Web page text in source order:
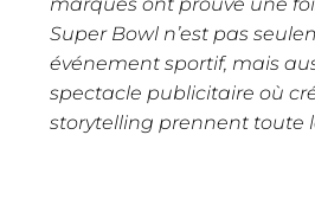
Super Bowl n’est pas
événement sportif, mais
spectacle publicitaire où
storytelling prennent toute